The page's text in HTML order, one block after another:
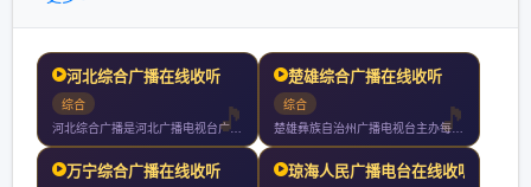
河北综合广播在线收听
综合
河北综合广播是河北广播电视台广播双主频之一是河北省委省政府权
楚雄综合广播在线收听
综合
楚雄彝族自治州广播电视台主办每天播出时间小时是彝州主要的新闻
万宁综合广播在线收听 琼海人民广播电台在线收听